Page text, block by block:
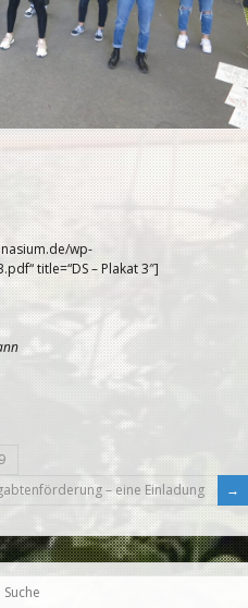
wp-
title=“DS – Plakat 3″]
– eine Einladung